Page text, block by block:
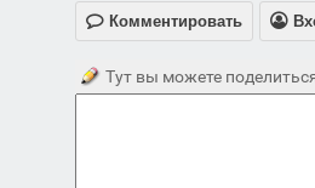
 Комментировать 
Тут вы можете